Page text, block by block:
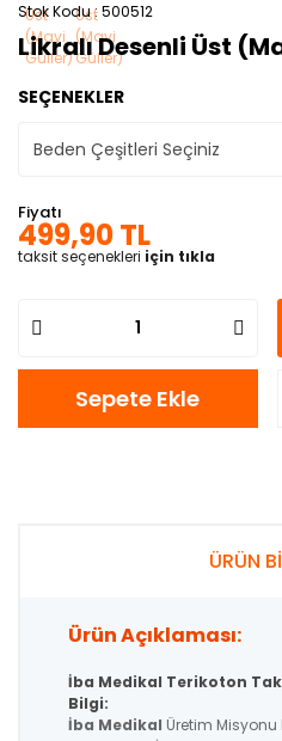
Stok Kodu 500512
Likralı Desenli Üst
SEÇENEKLER
Fiyatı
499,90 TL
taksit seçenekleri için tıkla
Sepete Ekle
ÜRÜN
Ürün Açıklaması:
İba Medikal Terikoton
Bilgi:
İba Medikal Üretim Misyonu